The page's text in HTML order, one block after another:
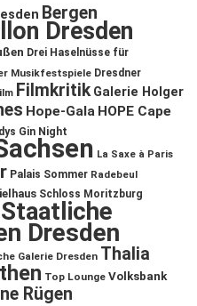
Bergen
Dresden
Drei Haselnüsse für
Musikfestspiele Dresdner
Filmkritik Galerie Holger
Hope-Gala HOPE Cape
Gin Night
La Saxe à Paris
Palais Sommer Radebeul
Schloss Moritzburg
Staatliche
Dresden
Galerie Dresden Thalia
Top Lounge Volksbank
Rügen